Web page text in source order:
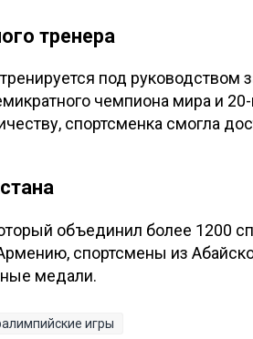
тренера
под руководством
чемпиона мира и
спортсменка смогла
объединил более 1200
спортсмены из
медали.
игры